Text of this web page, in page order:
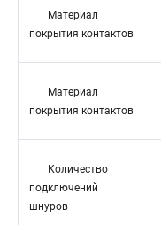
Материал
покрытия контактов
Материал
покрытия контактов
Количество
подключений
шнуров